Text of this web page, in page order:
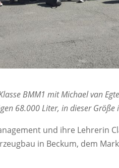
BMM1 mit Michael van
68.000 Liter, in dieser
und ihre Lehrerin
in Beckum, dem